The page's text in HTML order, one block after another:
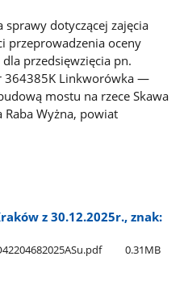
dotyczącej zajęcia
przeprowadzenia oceny
przedsięwzięcia pn.
364385K Linkworówka —
mostu na rzece Skawa
Wyżna, powiat
z 30.12.2025r., znak:
0.31MB